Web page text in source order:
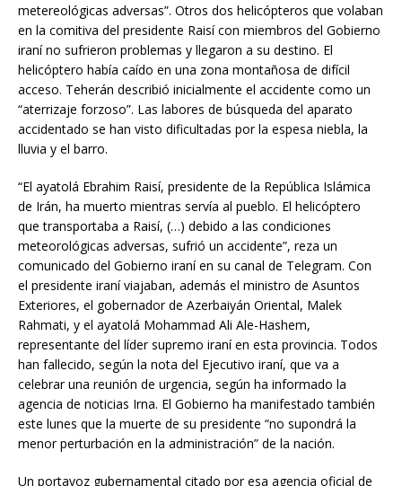
metereológicas adversas”. Otros dos helicópteros que volaban
en la comitiva del presidente Raisí con miembros del Gobierno
iraní no sufrieron problemas y llegaron a su destino. El
helicóptero había caído en una zona montañosa de difícil
acceso. Teherán describió inicialmente el accidente como un
“aterrizaje forzoso”. Las labores de búsqueda del aparato
accidentado se han visto dificultadas por la espesa niebla, la
lluvia y el barro.
“El ayatolá Ebrahim Raisí, presidente de la República Islámica
de Irán, ha muerto mientras servía al pueblo. El helicóptero
que transportaba a Raisí, (…) debido a las condiciones
meteorológicas adversas, sufrió un accidente”, reza un
comunicado del Gobierno iraní en su canal de Telegram. Con
el presidente iraní viajaban, además el ministro de Asuntos
Exteriores, el gobernador de Azerbaiyán Oriental, Malek
Rahmati, y el ayatolá Mohammad Ali Ale-Hashem,
representante del líder supremo iraní en esta provincia. Todos
han fallecido, según la nota del Ejecutivo iraní, que va a
celebrar una reunión de urgencia, según ha informado la
agencia de noticias Irna. El Gobierno ha manifestado también
este lunes que la muerte de su presidente “no supondrá la
menor perturbación en la administración” de la nación.
Un portavoz gubernamental citado por esa agencia oficial de